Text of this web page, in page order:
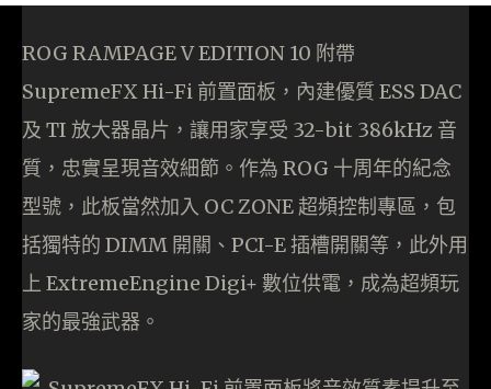
ROG RAMPAGE V EDITION 10 附帶
SupremeFX Hi-Fi 前置面板，內建優質 ESS DAC
及 TI 放大器晶片，讓用家享受 32-bit 386kHz 音
質，忠實呈現音效細節。作為 ROG 十周年的紀念
型號，此板當然加入 OC ZONE 超頻控制專區，包
括獨特的 DIMM 開關、PCI-E 插槽開關等，此外用
上 ExtremeEngine Digi+ 數位供電，成為超頻玩
家的最強武器。